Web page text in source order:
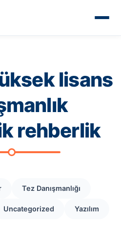
lisans
rehberlik
Tez Danışmanlığı
Uncategorized Yazılım